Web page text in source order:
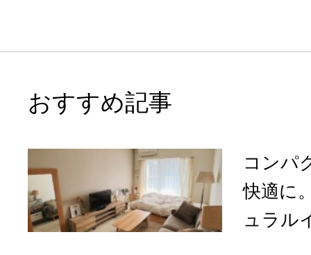
おすすめ記事
コンパ
快適に
ュラル